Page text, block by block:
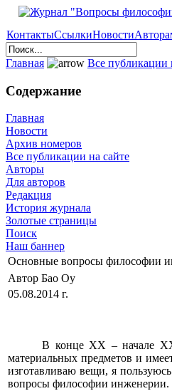
КонтактыСсылкиНовости
Главная Все публикации
Содержание
Главная
Новости
Архив номеров
Все публикации на сайте
Авторы
Для авторов
Редакция
История журнала
Золотые страницы
Поиск
Наш баннер
Основные вопросы философии
Автор Бао Оу
05.08.2014 г.
В концеXX – начале
материальных предметов и
изготавливаю вещи, я
вопросы философии инженерии.